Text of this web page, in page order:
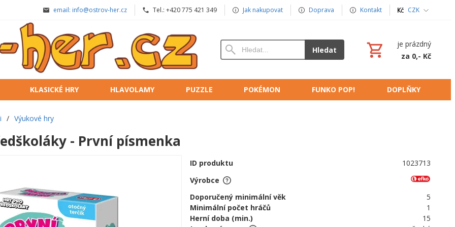
email: info@ostrov-her.cz Tel.: +420 775 421 349 Jak nakupovat Doprava Kontakt CZK
Hledat
je prázdný
za 0,- Kč
KLASICKÉ HRY HLAVOLAMY PUZZLE POKÉMON FUNKO POP! DOPLŇKY
/ Výukové hry
- První písmenka
ID produktu
1023713
Výrobce
Doporučený minimální věk
5
Minimální počet hráčů
1
Herní doba (min.)
15